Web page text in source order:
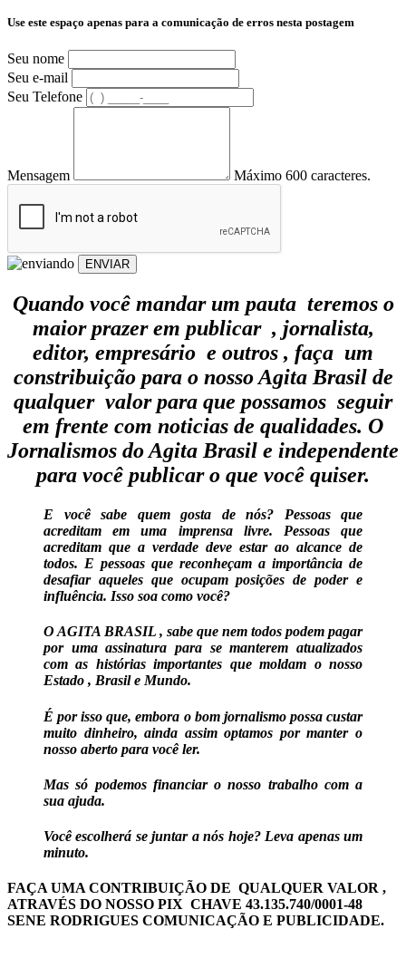
Use este espaço apenas para a comunicação de erros nesta postagem
Seu nome
Seu e-mail
Seu Telefone
Mensagem Máximo 600 caracteres.
ENVIAR
Quando você mandar um pauta teremos o
maior prazer em publicar , jornalista,
editor, empresário e outros , faça um
constribuição para o nosso Agita Brasil de
qualquer valor para que possamos seguir
em frente com noticias de qualidades. O
Jornalismos do Agita Brasil e independente
para você publicar o que você quiser.
E você sabe quem gosta de nós? Pessoas que
acreditam em uma imprensa livre. Pessoas que
acreditam que a verdade deve estar ao alcance de
todos. E pessoas que reconheçam a importância de
desafiar aqueles que ocupam posições de poder e
influência. Isso soa como você?
O AGITA BRASIL , sabe que nem todos podem pagar
por uma assinatura para se manterem atualizados
com as histórias importantes que moldam o nosso
Estado , Brasil e Mundo.
É por isso que, embora o bom jornalismo possa custar
muito dinheiro, ainda assim optamos por manter o
nosso aberto para você ler.
Mas só podemos financiar o nosso trabalho com a
sua ajuda.
Você escolherá se juntar a nós hoje? Leva apenas um
minuto.
FAÇA UMA CONTRIBUIÇÃO DE QUALQUER VALOR ,
ATRAVÉS DO NOSSO PIX CHAVE 43.135.740/0001-48
SENE RODRIGUES COMUNICAÇÃO E PUBLICIDADE.